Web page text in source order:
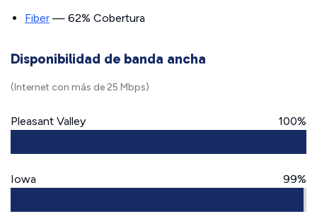
Fiber — 62% Cobertura
Disponibilidad de banda ancha
(Internet con más de 25 Mbps)
Pleasant Valley 100%
Iowa 99%